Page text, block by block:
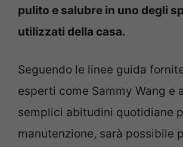
pulito e salubre in uno degli
utilizzati della casa.
Seguendo le linee guida
esperti come Sammy Wang e
semplici abitudini quotidiane
manutenzione, sarà possibile